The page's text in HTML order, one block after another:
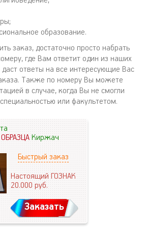
образование.
заказ, достаточно просто набрать
где Вам ответит один из наших
ответы на все интересующие Вас
Также по номеру Вы можете
в случае, когда Вы не смогли
или факультетом.
Киржач
Быстрый заказ
Настоящий ГОЗНАК
20.000руб.
Заказать